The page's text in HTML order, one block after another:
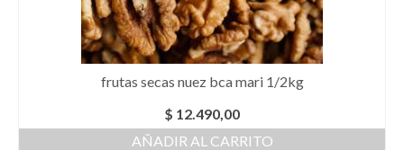
frutas secas nuez bca mari 1/2kg
$ 12.490,00
AÑADIR AL CARRITO